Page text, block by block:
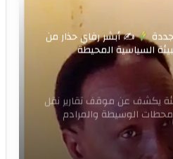
يكشف عن موقف تقارير نقل
الوسيطة والمرادم
وخدمة 95 مؤسسه علاجية لنقل ومعالجة
الخرطوم : المسار نيوز
بحري.. البيئة وهيئة
سير العمل وتنفيذي بحري